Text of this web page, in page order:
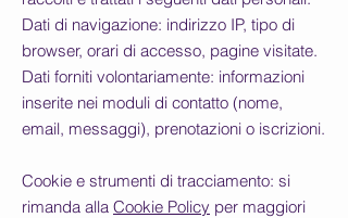
Dati di navigazione: indirizzo IP, tipo di
browser, orari di accesso, pagine visitate.
Dati forniti volontariamente: informazioni
inserite nei moduli di contatto (nome,
email, messaggi), prenotazioni o iscrizioni.
Cookie e strumenti di tracciamento: si
rimanda alla Cookie Policy per maggiori